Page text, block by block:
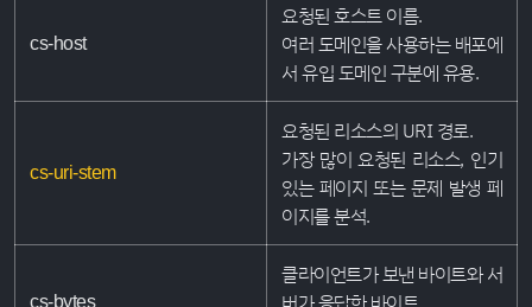
cs-host
요청된 호스트 이름.
여러 도메인을 사용하는 배포에
서 유입 도메인 구분에 유용.
cs-uri-stem
요청된 리소스의 URI 경로.
가장 많이 요청된 리소스, 인기
있는 페이지 또는 문제 발생 페
이지를 분석.
cs-bytes
클라이언트가 보낸 바이트와 서